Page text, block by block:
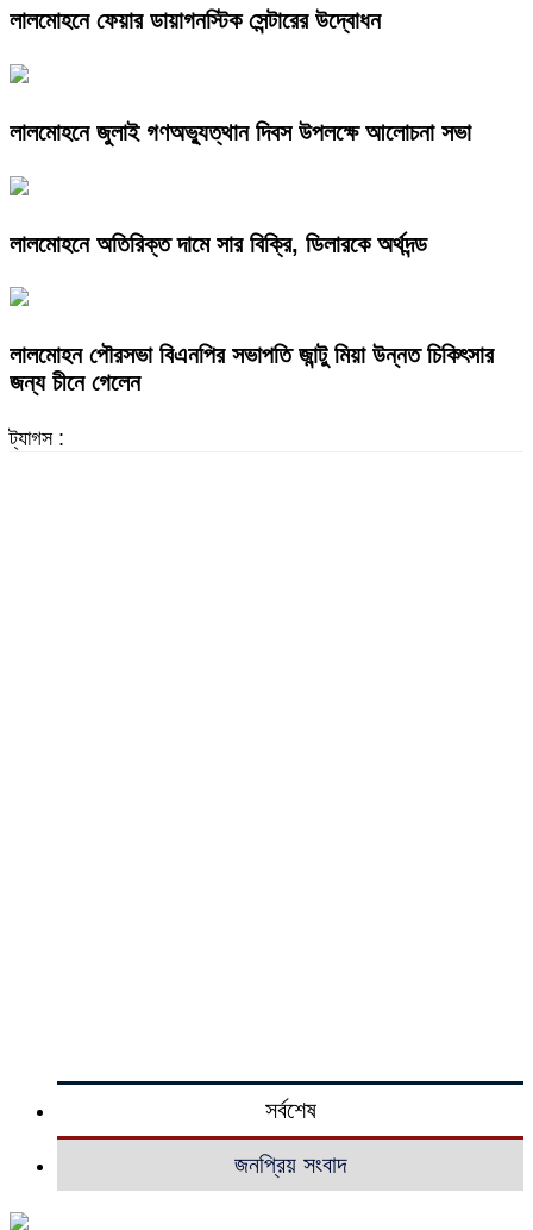
লালমোহনে ফেয়ার ডায়াগনস্টিক সেন্টারের উদ্বোধন
লালমোহনে জুলাই গণঅভ্যুত্থান দিবস উপলক্ষে আলোচনা সভা
লালমোহনে অতিরিক্ত দামে সার বিক্রি, ডিলারকে অর্থদন্ড
লালমোহন পৌরসভা বিএনপির সভাপতি জান্টু মিয়া উন্নত চিকিৎসার
জন্য চীনে গেলেন
ট্যাগস :
সর্বশেষ
জনপ্রিয় সংবাদ